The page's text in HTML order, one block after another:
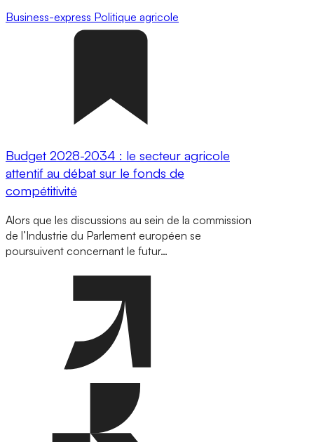
Business-express Politique agricole
Budget 2028-2034 : le secteur agricole
attentif au débat sur le fonds de
compétitivité
Alors que les discussions au sein de la commission
de l’Industrie du Parlement européen se
poursuivent concernant le futur…